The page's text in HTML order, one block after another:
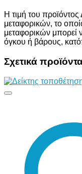
Η τιμή του
μεταφορικών, το
μεταφορικών μπορεί
όγκου ή βάρους,
Σχετικά